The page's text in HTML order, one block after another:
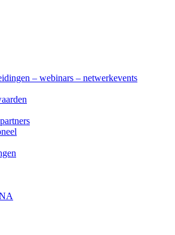
– webinars – netwerkevents